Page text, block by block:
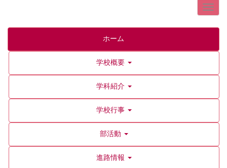
ホーム
学校概要
学科紹介
学校行事
部活動
進路情報